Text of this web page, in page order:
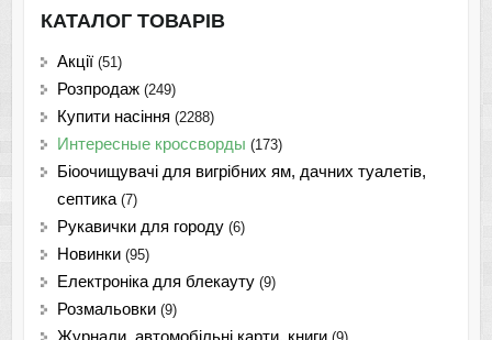
КАТАЛОГ ТОВАРІВ
Акції (51)
Розпродаж (249)
Купити насіння (2288)
Интересные кроссворды (173)
Біоочищувачі для вигрібних ям, дачних туалетів,
септика (7)
Рукавички для городу (6)
Новинки (95)
Електроніка для блекауту (9)
Розмальовки (9)